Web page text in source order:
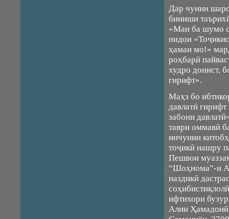
Дар чунин
биниши
«Ман ба шумо
нидои
ҳамаи мо!»
роҳбарӣ
худро донист,
гирифт».
Маҳз бо
давлатӣ
забони
таври оммавӣ
инчунин
тоҷикӣ нашру
Пешвои
“Шоҳнома”-и
наздикӣ
ифтихори
Алии